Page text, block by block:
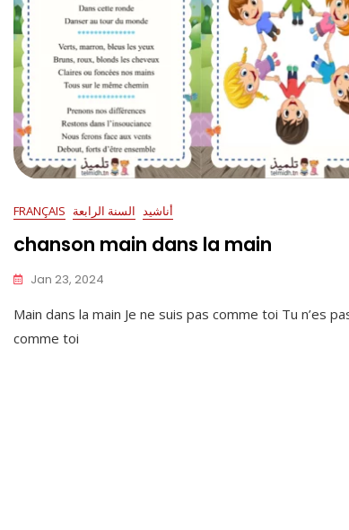
FRANÇAIS أناشيد السنة الرابعة
chanson main dans la main
Jan 23, 2024
Main dans la main Je ne suis pas comme toi Tu n’es
comme toi